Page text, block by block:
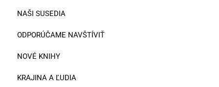
NAŠI SUSEDIA
ODPORÚČAME NAVŠTÍVIŤ
NOVÉ KNIHY
KRAJINA A ĽUDIA